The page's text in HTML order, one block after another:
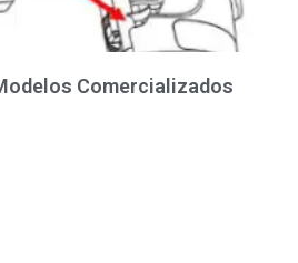
Comercializados